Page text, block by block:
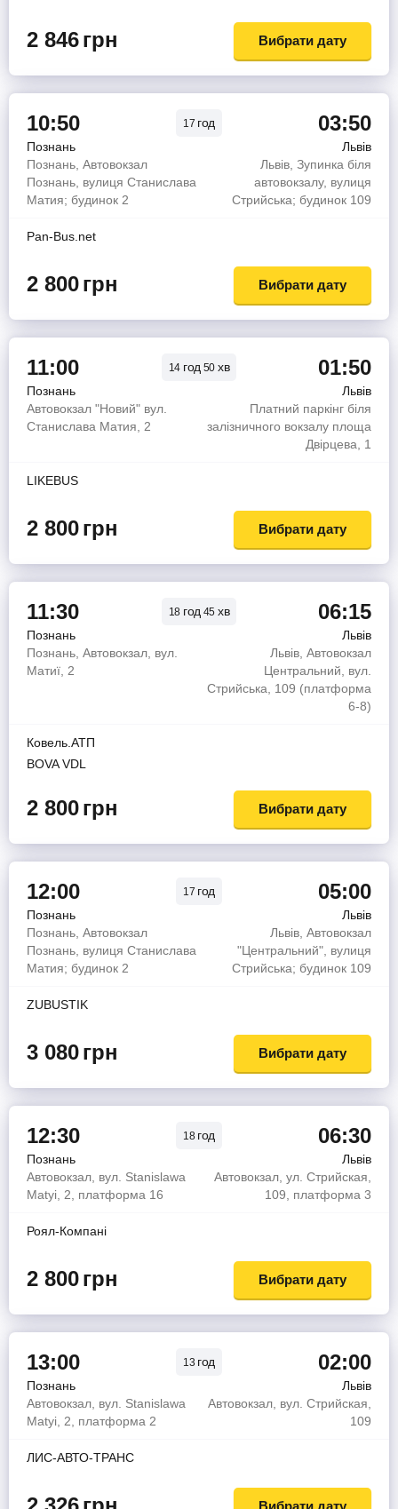
2 846грн Вибрати дату
10:50 17 год 03:50
Познань
Львів
Познань, Автовокзал
Познань, вулиця Станислава
Матия; будинок 2
Львів, Зупинка біля
автовокзалу, вулиця
Стрийська; будинок 109
Pan-Bus.net
2 800грн Вибрати дату
11:00 14 год 50 хв 01:50
Познань
Львів
Автовокзал "Новий" вул.
Станислава Матия, 2
Платний паркінг біля
залізничного вокзалу площа
Двірцева, 1
LIKEBUS
2 800грн Вибрати дату
11:30 18 год 45 хв 06:15
Познань
Львів
Познань, Автовокзал, вул.
Матиї, 2
Львів, Автовокзал
Центральний, вул.
Стрийська, 109 (платформа
6-8)
Ковель.АТП
BOVA VDL
2 800грн Вибрати дату
12:00 17 год 05:00
Познань
Львів
Познань, Автовокзал
Познань, вулиця Станислава
Матия; будинок 2
Львів, Автовокзал
"Центральний", вулиця
Стрийська; будинок 109
ZUBUSTIK
3 080грн Вибрати дату
12:30 18 год 06:30
Познань
Львів
Автовокзал, вул. Stanislawa
Matyi, 2, платформа 16
Автовокзал, ул. Стрийская,
109, платформа 3
Роял-Компанi
2 800грн Вибрати дату
13:00 13 год 02:00
Познань
Львів
Автовокзал, вул. Stanislawa
Matyi, 2, платформа 2
Автовокзал, вул. Стрийская,
109
ЛИС-АВТО-ТРАНС
Вибрати дату